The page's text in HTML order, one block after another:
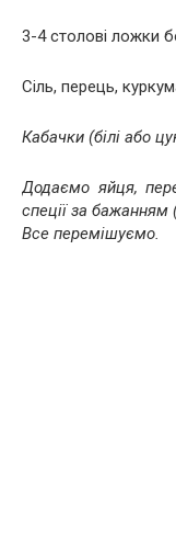
3-4 столові ложки
Сіль, перець,
Кабачки (білі або
Додаємо яйця,
спеції за
Все перемішуємо.